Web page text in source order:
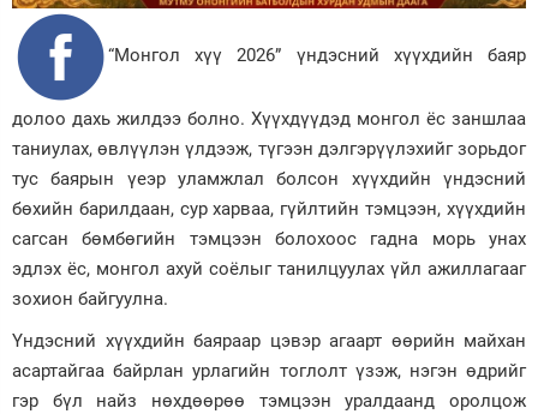
“Монгол хүү 2026” үндэсний хүүхдийн баяр
долоо дахь жилдээ болно. Хүүхдүүдэд монгол ёс заншлаа
таниулах, өвлүүлэн үлдээж, түгээн дэлгэрүүлэхийг зорьдог
тус баярын үеэр уламжлал болсон хүүхдийн үндэсний
бөхийн барилдаан, сур харваа, гүйлтийн тэмцээн, хүүхдийн
сагсан бөмбөгийн тэмцээн болохоос гадна морь унах
эдлэх ёс, монгол ахуй соёлыг танилцуулах үйл ажиллагааг
зохион байгуулна.
Үндэсний хүүхдийн баяраар цэвэр агаарт өөрийн майхан
асартайгаа байрлан урлагийн тоглолт үзэж, нэгэн өдрийг
гэр бүл найз нөхдөөрөө тэмцээн уралдаанд оролцож